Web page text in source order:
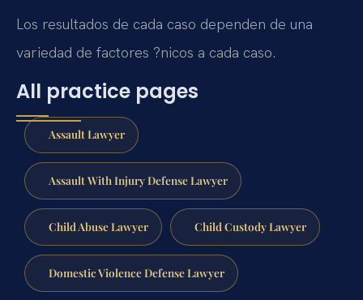
Los resultados de cada caso dependen de una
variedad de factores ?nicos a cada caso.
All practice pages
Assault Lawyer
Assault With Injury Defense Lawyer
Child Abuse Lawyer Child Custody Lawyer
Domestic Violence Defense Lawyer